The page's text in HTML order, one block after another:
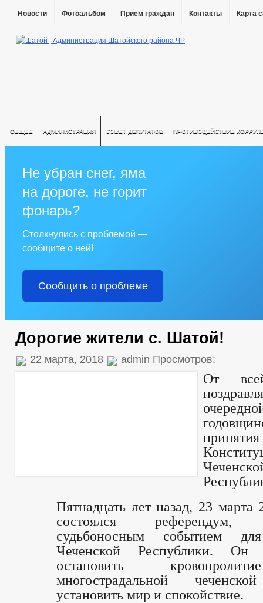
Новости Фотоальбом Прием граждан Контакты Карта
ОБЩЕЕ АДМИНИСТРАЦИЯ СОВЕТ ДЕПУТАТОВ ПРОТИВОДЕЙСТВИЕ
Не убран снег, яма
на дороге, не горит
фонарь?
Столкнулись с проблемой —
сообщите о ней!
Сообщить о проблеме
Дорогие жители с. Шатой!
22 марта, 2018 admin Просмотров:
От
принятия
Пятнадцать лет назад, 23 марта
состоялся референдум,
судьбоносным событием
Чеченской Республики. Он
остановить
многострадальной
установить мир и спокойствие.